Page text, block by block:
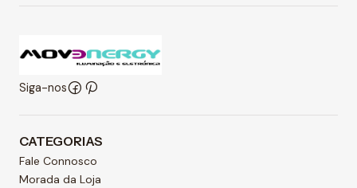
Siga-nos
CATEGORIAS
Fale Connosco
Morada da Loja